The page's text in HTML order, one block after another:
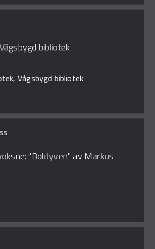
bibliotek
Vågsbygd bibliotek
"Boktyven" av Markus